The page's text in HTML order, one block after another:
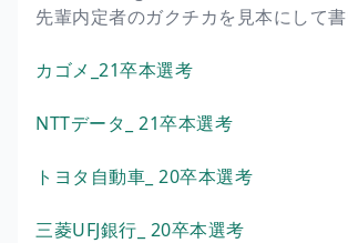
先輩内定者のガクチカを見本にして書
カゴメ_21卒本選考
NTTデータ_ 21卒本選考
トヨタ自動車_ 20卒本選考
三菱UFJ銀行_ 20卒本選考